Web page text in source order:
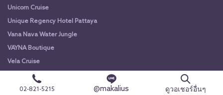
Unicorn Cruise
Unique Regency Hotel Pattaya
Vana Nava Water Jungle
VAYNA Boutique
Vela Cruise
Vela Riverview
02-821-5215 @makalius ดูวอเชอร์อื่นๆ